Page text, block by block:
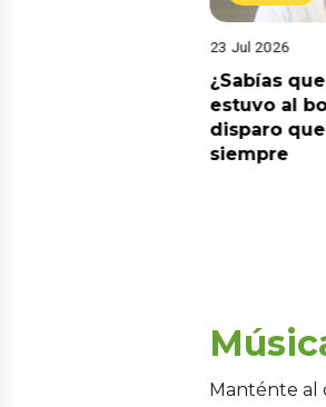
23 Jul 2026
¿Sabías
estuvo al
disparo
siempre
Manténte al